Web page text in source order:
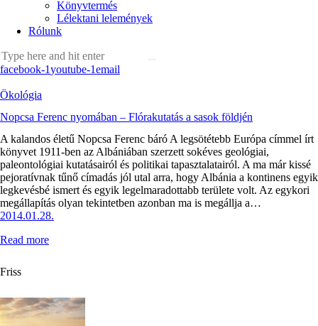
Könyvtermés
Lélektani lelemények
Rólunk
facebook-1youtube-1email
Ökológia
Nopcsa Ferenc nyomában – Flórakutatás a sasok földjén
A kalandos életű Nopcsa Ferenc báró A legsötétebb Európa címmel írt
könyvet 1911-ben az Albániában szerzett sokéves geológiai,
paleontológiai kutatásairól és politikai tapasztalatairól. A ma már kissé
pejoratívnak tűnő címadás jól utal arra, hogy Albánia a kontinens egyik
legkevésbé ismert és egyik legelmaradottabb területe volt. Az egykori
megállapítás olyan tekintetben azonban ma is megállja a…
2014.01.28.
Read more
Friss